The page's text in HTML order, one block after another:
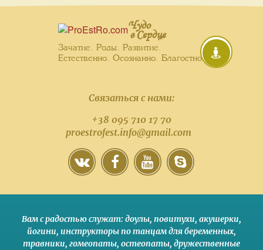
Чудо
в Сердце
Зачатие. Роды. Развитие.
Естественно. Осознанно. Благостно.
Связаться с нами:
+38 095 710 17 70
proestrofest.info@gmail.com
Вам с радостью служат:доулы, повитухи, акушерки,
йогини, инструкторы по танцам для беременных,
травники, гомеопаты, остеопаты, дружественные